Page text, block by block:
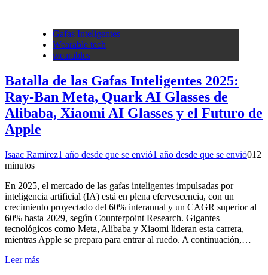
Gafas Inteligentes
Wearable tech
wearables
Batalla de las Gafas Inteligentes 2025:
Ray-Ban Meta, Quark AI Glasses de
Alibaba, Xiaomi AI Glasses y el Futuro de
Apple
Isaac Ramirez1 año desde que se envió1 año desde que se envió012
minutos
En 2025, el mercado de las gafas inteligentes impulsadas por
inteligencia artificial (IA) está en plena efervescencia, con un
crecimiento proyectado del 60% interanual y un CAGR superior al
60% hasta 2029, según Counterpoint Research. Gigantes
tecnológicos como Meta, Alibaba y Xiaomi lideran esta carrera,
mientras Apple se prepara para entrar al ruedo. A continuación,…
Leer más